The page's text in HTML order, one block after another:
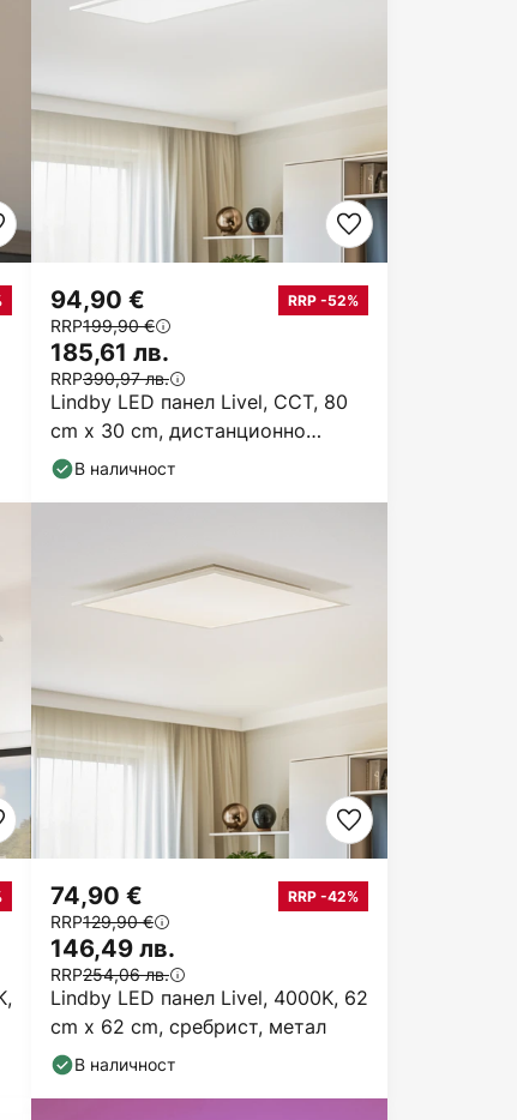
Lindby LED панел Livel, CCT, 80
cm x 30 cm, дистанционно
управление
94,90 € RRP -52%
RRP199,90 €
185,61 лв.
RRP390,97 лв.
В наличност
Lindby LED панел Livel, 4000K, 62
cm x 62 cm, сребрист, метал
74,90 € RRP -42%
RRP129,90 €
146,49 лв.
RRP254,06 лв.
В наличност